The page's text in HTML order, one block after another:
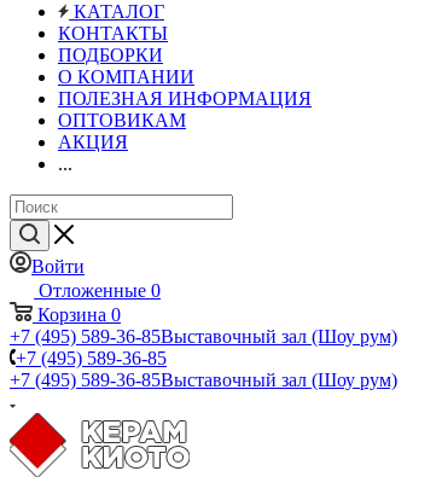
КАТАЛОГ
КОНТАКТЫ
ПОДБОРКИ
О КОМПАНИИ
ПОЛЕЗНАЯ ИНФОРМАЦИЯ
ОПТОВИКАМ
АКЦИЯ
...
Войти
Отложенные 0
Корзина 0
+7 (495) 589-36-85Выставочный зал (Шоу рум)
+7 (495) 589-36-85
+7 (495) 589-36-85Выставочный зал (Шоу рум)